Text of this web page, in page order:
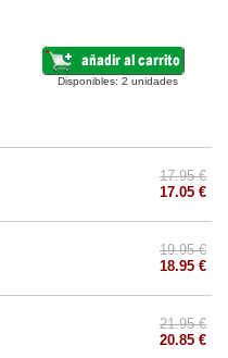
Disponibles: 2 unidades
17.95 €
17.05 €
19.95 €
18.95 €
21.95 €
20.85 €